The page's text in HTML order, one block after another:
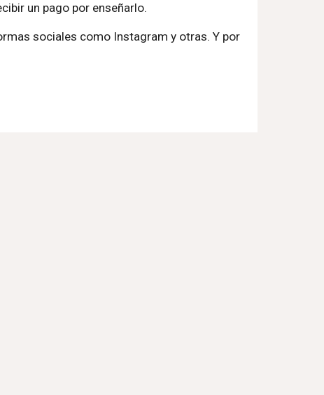
un pago por enseñarlo.
sociales como Instagram y otras. Y por